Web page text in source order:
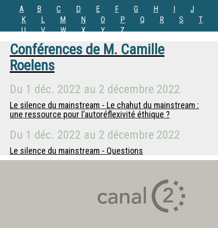
A B C D E F G H I
J
K
L M N O P Q R S
T
U
V W X Y Z
Conférences de M. Camille
Roelens
Du 1 déc. 2022 au 2 décembre 2022
Le silence du mainstream - Le chahut du mainstream :
une ressource pour l’autoréflexivité éthique ?
Du 1 déc. 2022 au 2 décembre 2022
Le silence du mainstream - Questions